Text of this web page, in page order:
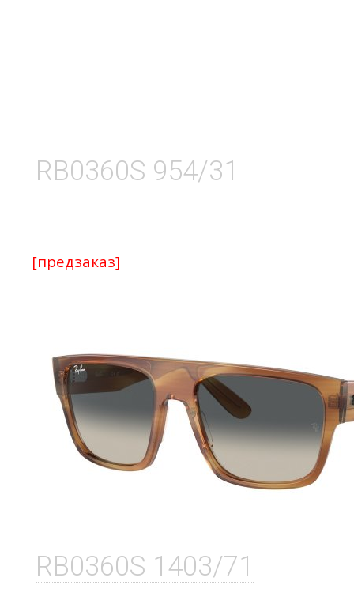
RB0360S 954/31
RB0360S 1403/71
[предзаказ]